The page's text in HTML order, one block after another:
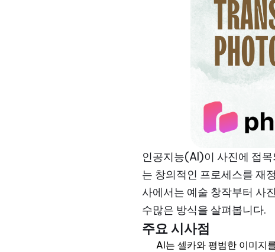
인공지능(AI)이 사진에 접
는 창의적인 프로세스를 재
사에서는 예술 창작부터 사
수많은 방식을 살펴봅니다.
주요 시사점
AI는 셀카와 평범한 이미지